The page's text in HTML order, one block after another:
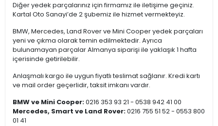
Diğer yedek parçalarınız için firmamız ile iletişime geçiniz.
Kartal Oto Sanayi’de 2 şubemiz ile hizmet vermekteyiz.
BMW, Mercedes, Land Rover ve Mini Cooper yedek parçaları
yeni ve çıkma olarak temin edilmektedir. Ayrıca
bulunamayan parçalar Almanya siparişi ile yaklaşık 1 hafta
içerisinde getirilebilir.
Anlaşmalı kargo ile uygun fiyatlı teslimat sağlanır. Kredi kartı
ve mail order geçerlidir, taksit imkanı vardır.
BMW ve Mini Cooper:0216 353 93 21 - 0538 942 41 00
Mercedes, Smart ve Land Rover:0216 755 51 52 - 0553 800
01 41